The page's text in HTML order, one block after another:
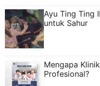
Ayu Ting Ting
untuk Sahur
Mengapa
Profesional?